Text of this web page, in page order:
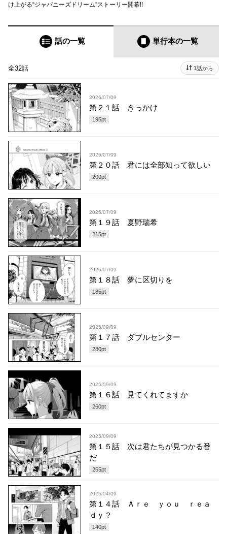
け上がる“ジャパニーズドリーム”ストーリー開幕!!
話の一覧 単行本の一覧
全32話 1話から
2026/07/09
第２１話 きっかけ
195pt
2026/07/09
第２０話 君には全部知って欲しい
200pt
2026/07/09
第１９話 夏野瑞希
215pt
2026/07/09
第１８話 夢に区切りを
185pt
2025/09/09
第１７話 ダブルセンター
280pt
2025/09/09
第１６話 見てくれてますか
260pt
2025/09/09
第１５話 次は君たちが見つかる番
だ
255pt
2025/04/09
第１４話 Ａｒｅ ｙｏｕ ｒｅａ
ｄｙ？
140pt